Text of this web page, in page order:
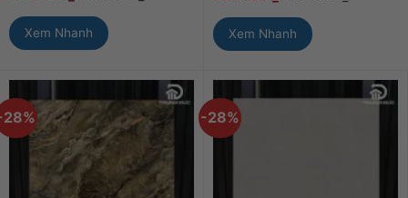
Xem Nhanh Xem Nhanh
-28%